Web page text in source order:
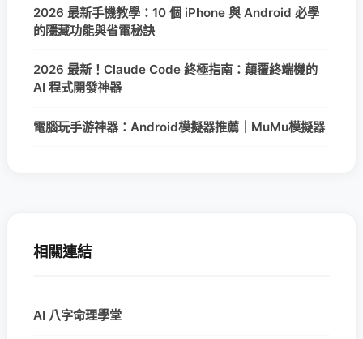
2026 最新手機教學：10 個 iPhone 與 Android 必學
的隱藏功能與省電秘訣
2026 最新！Claude Code 終極指南：顛覆終端機的
AI 程式開發神器
電腦玩手游神器：Android模擬器推薦｜MuMu模擬器
相關連結
AI 八字命理學堂